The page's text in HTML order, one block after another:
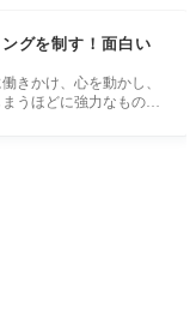
グを制す！面白い
きかけ、心を動かし、
うほどに強力なもので